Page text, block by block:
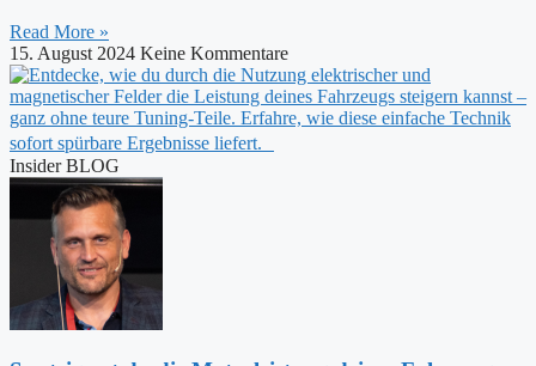
Read More »
15. August 2024 Keine Kommentare
Insider BLOG